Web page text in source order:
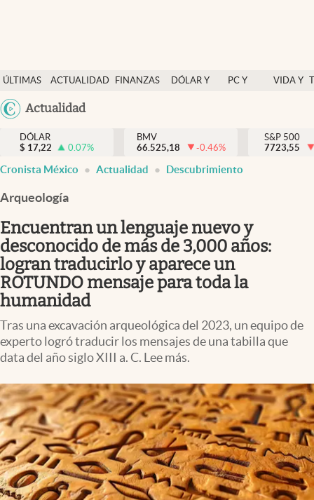
ÚLTIMAS
NOTICIAS
ACTUALIDAD
FINANZAS
DÓLAR Y
PC Y
VIDA Y
México
Actualidad
Actualidad
Finanzas y economía
Dólar y mercados
Pc y celular
Vida y estilo
Tv
Clima
Espiritualidad
abre en nueva pestaña
México
DÓLAR
$ 17,22 0.07%
BMV
66.525,18
-0.46%
S&P 500
7723,55
Cronista México Actualidad Descubrimiento
Arqueología
Encuentran un lenguaje nuevo y
desconocido de más de 3,000 años:
logran traducirlo y aparece un
ROTUNDO mensaje para toda la
humanidad
Tras una excavación arqueológica del 2023, un equipo de
experto logró traducir los mensajes de una tabilla que
data del año siglo XIII a. C. Lee más.